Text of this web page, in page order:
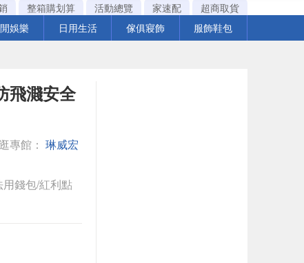
整箱購划算 活動總覽 家速配
超商取貨
娛樂 日用生活 傢俱寢飾 服飾鞋包
飛濺安全
專館： 琳威宏
錢包/紅利點